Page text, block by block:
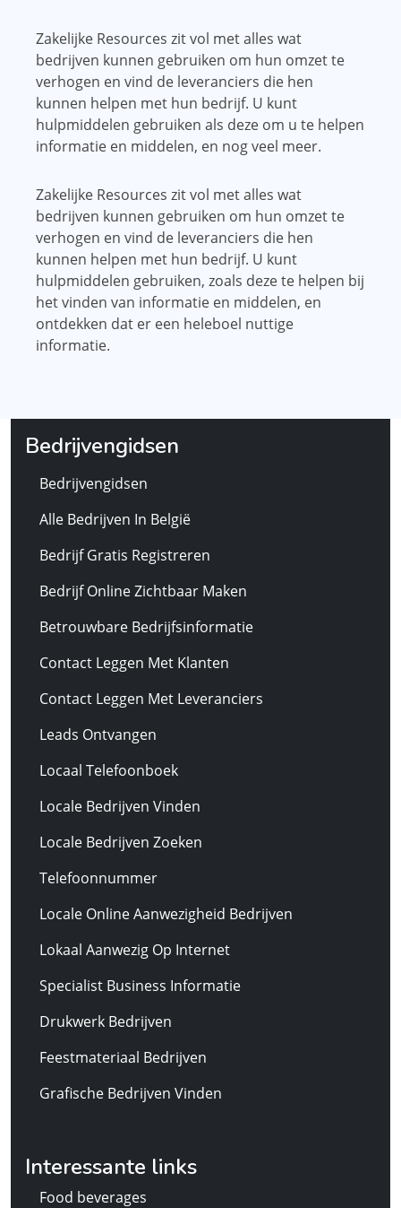
Zakelijke Resources zit vol met alles wat
bedrijven kunnen gebruiken om hun omzet te
verhogen en vind de leveranciers die hen
kunnen helpen met hun bedrijf. U kunt
hulpmiddelen gebruiken als deze om u te helpen
informatie en middelen, en nog veel meer.
Zakelijke Resources zit vol met alles wat
bedrijven kunnen gebruiken om hun omzet te
verhogen en vind de leveranciers die hen
kunnen helpen met hun bedrijf. U kunt
hulpmiddelen gebruiken, zoals deze te helpen bij
het vinden van informatie en middelen, en
ontdekken dat er een heleboel nuttige
informatie.
Bedrijvengidsen
Bedrijvengidsen
Alle Bedrijven In België
Bedrijf Gratis Registreren
Bedrijf Online Zichtbaar Maken
Betrouwbare Bedrijfsinformatie
Contact Leggen Met Klanten
Contact Leggen Met Leveranciers
Leads Ontvangen
Locaal Telefoonboek
Locale Bedrijven Vinden
Locale Bedrijven Zoeken
Telefoonnummer
Locale Online Aanwezigheid Bedrijven
Lokaal Aanwezig Op Internet
Specialist Business Informatie
Drukwerk Bedrijven
Feestmateriaal Bedrijven
Grafische Bedrijven Vinden
Interessante links
Food beverages